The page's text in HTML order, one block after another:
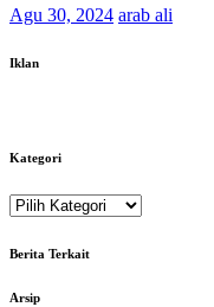
Agu 30, 2024 arab ali
Iklan
Kategori
Kategori
Berita Terkait
Arsip